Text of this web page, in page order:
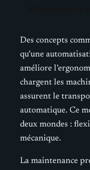
Des concepts
qu’une
améliore
chargent les
assurent le
automatique. Ce
deux mondes :
mécanique.
La maintenance